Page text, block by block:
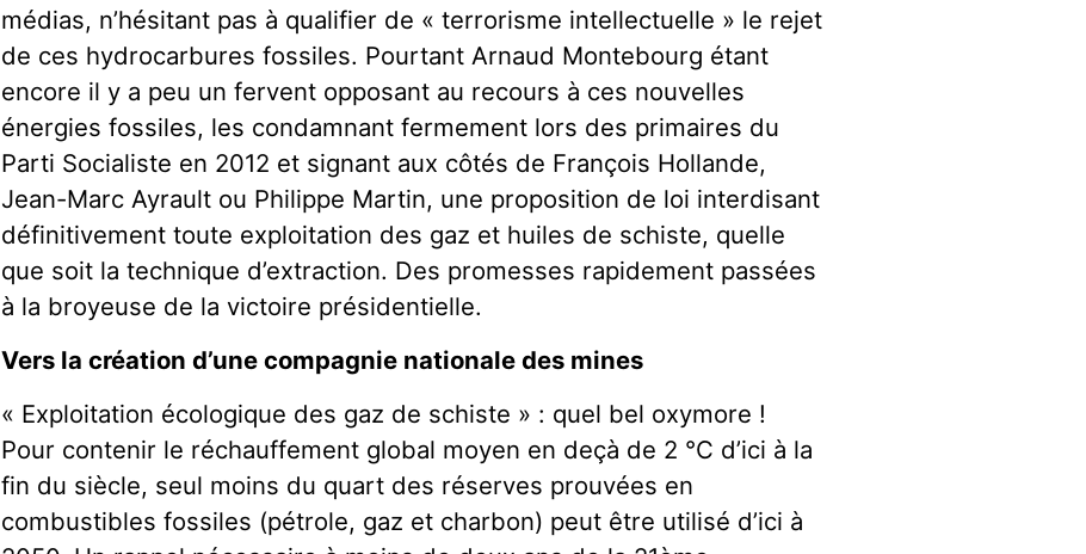
médias, n’hésitant pas à qualifier de « terrorisme intellectuelle » le rejet
de ces hydrocarbures fossiles. Pourtant Arnaud Montebourg étant
encore il y a peu un fervent opposant au recours à ces nouvelles
énergies fossiles, les condamnant fermement lors des primaires du
Parti Socialiste en 2012 et signant aux côtés de François Hollande,
Jean-Marc Ayrault ou Philippe Martin, une proposition de loi interdisant
définitivement toute exploitation des gaz et huiles de schiste, quelle
que soit la technique d’extraction. Des promesses rapidement passées
à la broyeuse de la victoire présidentielle.
Vers la création d’une compagnie nationale des mines
« Exploitation écologique des gaz de schiste » : quel bel oxymore !
Pour contenir le réchauffement global moyen en deçà de 2 °C d’ici à la
fin du siècle, seul moins du quart des réserves prouvées en
combustibles fossiles (pétrole, gaz et charbon) peut être utilisé d’ici à